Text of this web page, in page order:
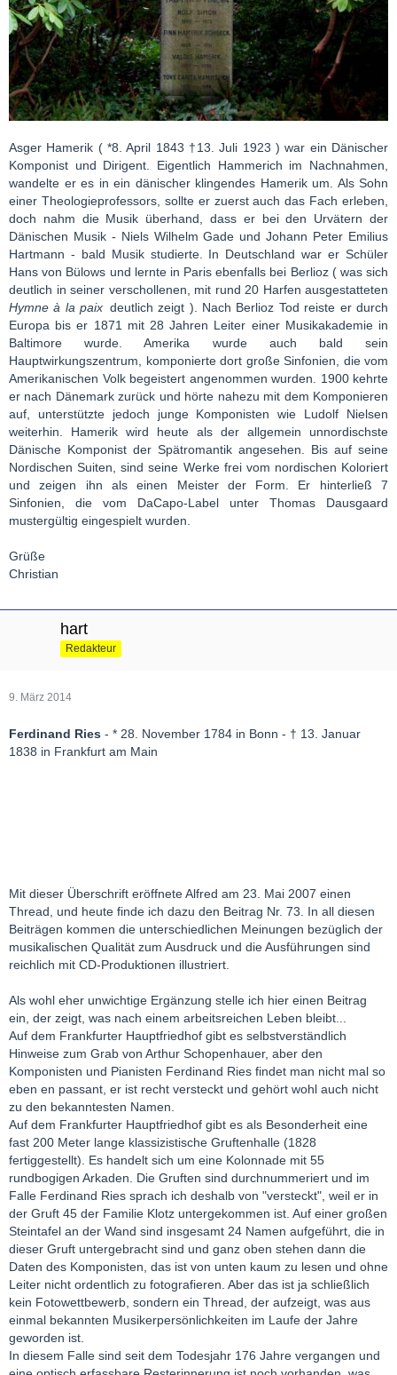
Asger Hamerik ( *8. April 1843 †13. Juli 1923 ) war ein Dänischer
Komponist und Dirigent. Eigentlich Hammerich im Nachnahmen,
wandelte er es in ein dänischer klingendes Hamerik um. Als Sohn
einer Theologieprofessors, sollte er zuerst auch das Fach erleben,
doch nahm die Musik überhand, dass er bei den Urvätern der
Dänischen Musik - Niels Wilhelm Gade und Johann Peter Emilius
Hartmann - bald Musik studierte. In Deutschland war er Schüler
Hans von Bülows und lernte in Paris ebenfalls bei Berlioz ( was sich
deutlich in seiner verschollenen, mit rund 20 Harfen ausgestatteten
Hymne à la paix deutlich zeigt ). Nach Berlioz Tod reiste er durch
Europa bis er 1871 mit 28 Jahren Leiter einer Musikakademie in
Baltimore wurde. Amerika wurde auch bald sein
Hauptwirkungszentrum, komponierte dort große Sinfonien, die vom
Amerikanischen Volk begeistert angenommen wurden. 1900 kehrte
er nach Dänemark zurück und hörte nahezu mit dem Komponieren
auf, unterstützte jedoch junge Komponisten wie Ludolf Nielsen
weiterhin. Hamerik wird heute als der allgemein unnordischste
Dänische Komponist der Spätromantik angesehen. Bis auf seine
Nordischen Suiten, sind seine Werke frei vom nordischen Koloriert
und zeigen ihn als einen Meister der Form. Er hinterließ 7
Sinfonien, die vom DaCapo-Label unter Thomas Dausgaard
mustergültig eingespielt wurden.
Grüße
Christian
hart
Redakteur
9. März 2014
Ferdinand Ries - * 28. November 1784 in Bonn - † 13. Januar
1838 in Frankfurt am Main
Mit dieser Überschrift eröffnete Alfred am 23. Mai 2007 einen
Thread, und heute finde ich dazu den Beitrag Nr. 73. In all diesen
Beiträgen kommen die unterschiedlichen Meinungen bezüglich der
musikalischen Qualität zum Ausdruck und die Ausführungen sind
reichlich mit CD-Produktionen illustriert.
Als wohl eher unwichtige Ergänzung stelle ich hier einen Beitrag
ein, der zeigt, was nach einem arbeitsreichen Leben bleibt...
Auf dem Frankfurter Hauptfriedhof gibt es selbstverständlich
Hinweise zum Grab von Arthur Schopenhauer, aber den
Komponisten und Pianisten Ferdinand Ries findet man nicht mal so
eben en passant, er ist recht versteckt und gehört wohl auch nicht
zu den bekanntesten Namen.
Auf dem Frankfurter Hauptfriedhof gibt es als Besonderheit eine
fast 200 Meter lange klassizistische Gruftenhalle (1828
fertiggestellt). Es handelt sich um eine Kolonnade mit 55
rundbogigen Arkaden. Die Gruften sind durchnummeriert und im
Falle Ferdinand Ries sprach ich deshalb von "versteckt", weil er in
der Gruft 45 der Familie Klotz untergekommen ist. Auf einer großen
Steintafel an der Wand sind insgesamt 24 Namen aufgeführt, die in
dieser Gruft untergebracht sind und ganz oben stehen dann die
Daten des Komponisten, das ist von unten kaum zu lesen und ohne
Leiter nicht ordentlich zu fotografieren. Aber das ist ja schließlich
kein Fotowettbewerb, sondern ein Thread, der aufzeigt, was aus
einmal bekannten Musikerpersönlichkeiten im Laufe der Jahre
geworden ist.
In diesem Falle sind seit dem Todesjahr 176 Jahre vergangen und